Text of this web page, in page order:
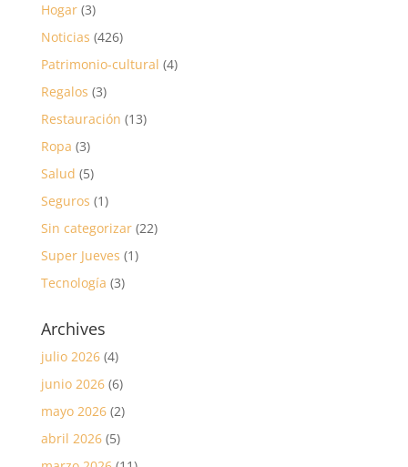
Hogar(3)
Noticias (426)
Patrimonio-cultural (4)
Regalos (3)
Restauración (13)
Ropa (3)
Salud (5)
Seguros (1)
Sin categorizar(22)
Super Jueves (1)
Tecnología (3)
Archives
julio 2026(4)
junio 2026(6)
mayo 2026(2)
abril 2026(5)